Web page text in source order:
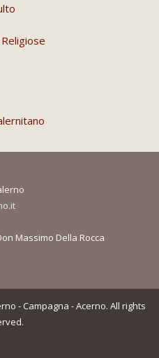
Massimo Della Rocca
- Campagna - Acerno. All rights